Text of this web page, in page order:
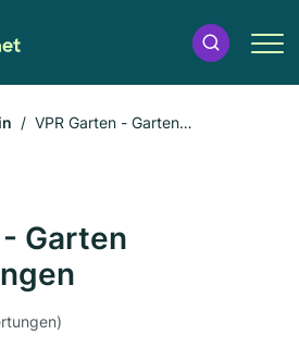
VPR Garten - Garten
Garten